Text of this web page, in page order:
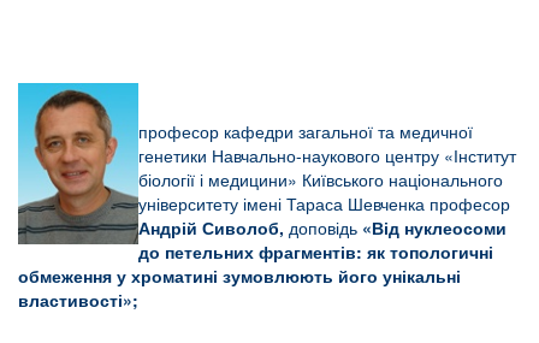
професор кафедри загальної та медичної
генетики Навчально-наукового центру «Інститут
біології і медицини» Київського національного
університету імені Тараса Шевченка професор
Андрій Сиволоб, доповідь «Від нуклеосоми
до петельних фрагментів: як топологичні
обмеження у хроматині зумовлюють його унікальні
властивості»;